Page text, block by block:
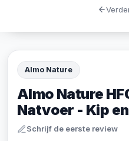
Almo Nature
Almo Nature
Natvoer - Kip
Schrijf de eerste review